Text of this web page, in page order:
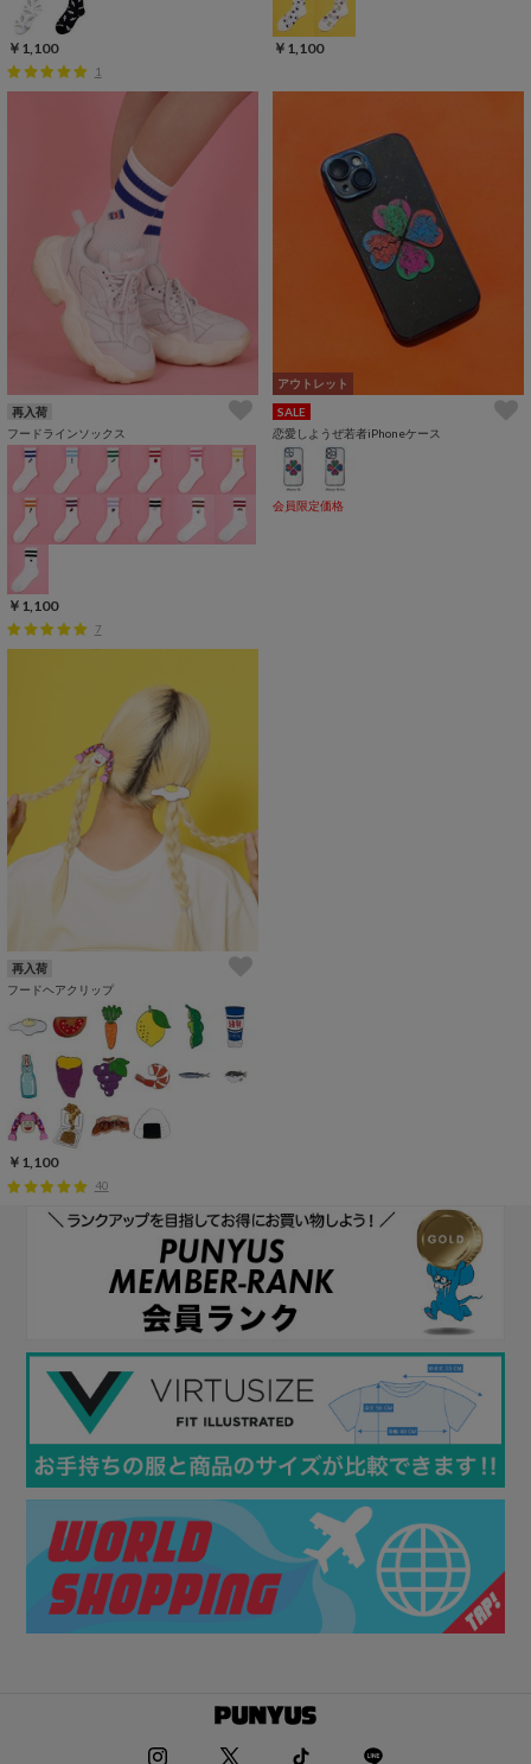
￥1,100
1
￥1,100
再入荷
フードラインソックス
￥1,100
7
アウトレット
SALE
恋愛しようぜ若者iPhoneケース
会員限定価格
再入荷
フードヘアクリップ
￥1,100
40